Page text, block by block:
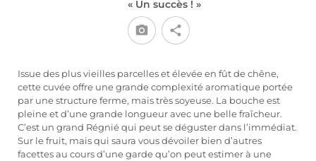
« Un succès ! »
Issue des plus vieilles parcelles et élevée en fût de chêne,
cette cuvée offre une grande complexité aromatique portée
par une structure ferme, mais très soyeuse. La bouche est
pleine et d’une grande longueur avec une belle fraîcheur.
C’est un grand Régnié qui peut se déguster dans l’immédiat.
Sur le fruit, mais qui saura vous dévoiler bien d’autres
facettes au cours d’une garde qu’on peut estimer à une